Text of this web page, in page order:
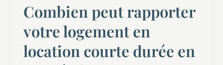
Combien peut rapporter
votre logement en
location courte durée en